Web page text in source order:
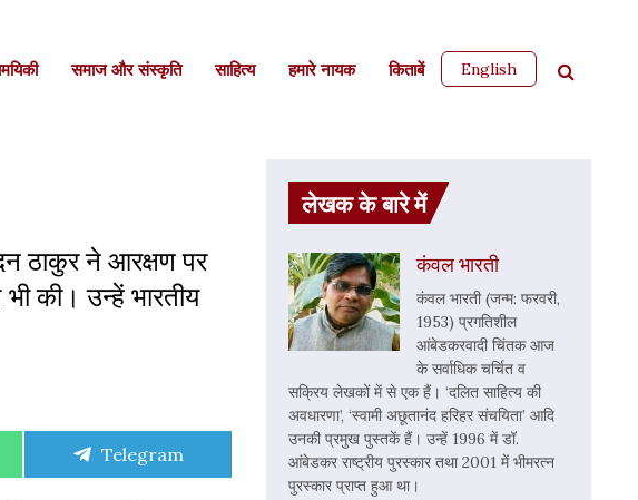
समाज और संस्कृति साहित्‍य हमारे नायक किताबें English
ठाकुर ने आरक्षण पर
की। उन्हें भारतीय
Share
Telegram
लेखक के बारे में
कंवल भारती
कंवल भारती (जन्म: फरवरी,
1953) प्रगतिशील
आंबेडकरवादी चिंतक आज
के सर्वाधिक चर्चित व
सक्रिय लेखकों में से एक हैं। ‘दलित साहित्य की
अवधारणा’, ‘स्वामी अछूतानंद हरिहर संचयिता’ आदि
उनकी प्रमुख पुस्तकें हैं। उन्हें 1996 में डॉ.
आंबेडकर राष्ट्रीय पुरस्कार तथा 2001 में भीमरत्न
पुरस्कार प्राप्त हुआ था।